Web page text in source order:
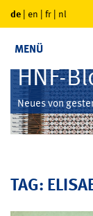
de | en | fr | nl
MENÜ
HNF-
Neues von
TAG: